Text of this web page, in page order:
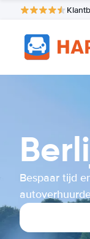
Bespaar tijd